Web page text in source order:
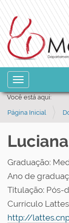
Toggle
Você está aqui:
Página Inicial
Graduação:
Ano de
Titulação: Pós-
Currículo
http://